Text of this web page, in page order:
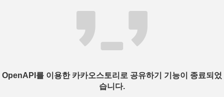
OpenAPI를 이용한 카카오스토리로 공유하기 기능이 종료되었
습니다.